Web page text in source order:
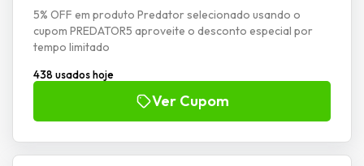
5% OFF em produto Predator selecionado usando o
cupom PREDATOR5 aproveite o desconto especial por
tempo limitado
438 usados hoje
Ver Cupom